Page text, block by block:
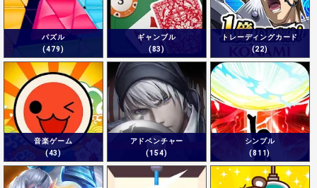
パズル
(479)
ギャンブル
(83)
トレーディングカード
(22)
音楽ゲーム
(43)
アドベンチャー
(154)
シンプル
(811)